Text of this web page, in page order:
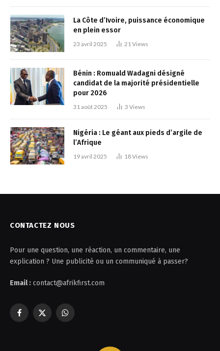
La Côte d’Ivoire, puissance économique
en plein essor
23 avril 2025 21 Views
Bénin : Romuald Wadagni désigné
candidat de la majorité présidentielle
pour 2026
31 août 2025 3 Views
Nigéria : Le géant aux pieds d’argile de
l’Afrique
19 avril 2025 18Views
CONTACTEZ NOUS
Pour une question, une réaction, un commentaire, une
explication ? Une publicité ou un communiqué à passer?
Email : contact@afrikfirst.com
Facebook
X
WhatsApp